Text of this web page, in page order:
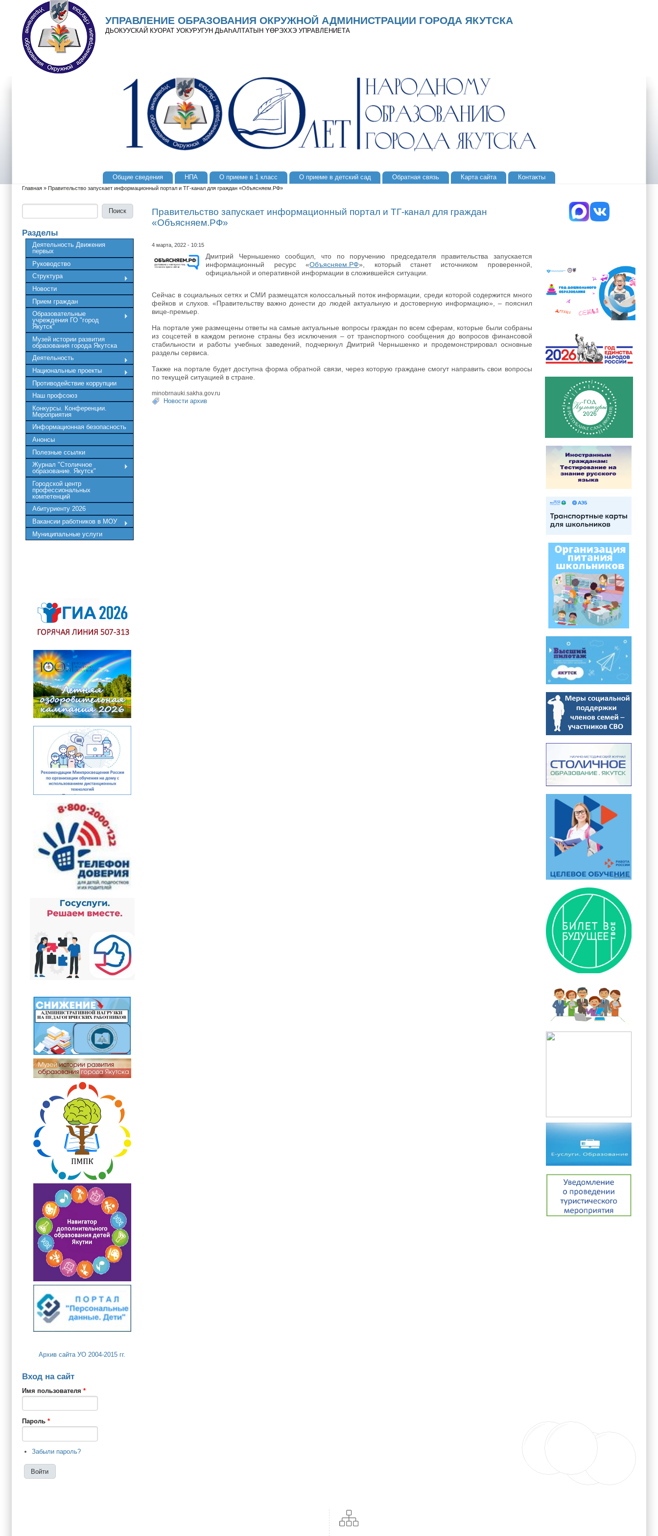
Перейти к основному содержанию
Skip to search
УПРАВЛЕНИЕ ОБРАЗОВАНИЯ ОКРУЖНОЙ АДМИНИСТРАЦИИ ГОРОДА ЯКУТСКА
ДЬОКУУСКАЙ КУОРАТ УОКУРУГУН ДЬАҺАЛТАТЫН YӨРЭХХЭ УПРАВЛЕНИЕТА
Общие сведения НПА О приеме в 1 класс О приеме в детский сад Обратная связь Карта сайта Контакты
Вы здесь
Главная » Правительство запускает информационный портал и ТГ-канал для граждан «Объясняем.РФ»
Разделы
Деятельность Движения
первых
Руководство
Структура
Новости
Прием граждан
Образовательные
учреждения ГО "город
Якутск"
Музей истории развития
образования города Якутска
Деятельность
Национальные проекты
Противодействие коррупции
Наш профсоюз
Конкурсы. Конференции.
Мероприятия
Информационная безопасность
Анонсы
Полезные ссылки
Журнал "Столичное
образование. Якутск"
Городской центр
профессиональных
компетенций
Абитуриенту 2026
Вакансии работников в МОУ
Муниципальные услуги
Архив сайта УО 2004-2015 гг.
Вход на сайт
Имя пользователя *
Пароль *
Забыли пароль?
Правительство запускает информационный портал и ТГ-канал для граждан
«Объясняем.РФ»
4 марта, 2022 - 10:15
Дмитрий Чернышенко сообщил, что по поручению председателя правительства запускается
информационный ресурс «Объясняем.РФ», который станет источником проверенной,
официальной и оперативной информации в сложившейся ситуации.
Сейчас в социальных сетях и СМИ размещатся колоссальный поток информации, среди которой содержится много
фейков и слухов. «Правительству важно донести до людей актуальную и достоверную информацию», – пояснил
вице-премьер.
На портале уже размещены ответы на самые актуальные вопросы граждан по всем сферам, которые были собраны
из соцсетей в каждом регионе страны без исключения – от транспортного сообщения до вопросов финансовой
стабильности и работы учебных заведений, подчеркнул Дмитрий Чернышенко и продемонстрировал основные
разделы сервиса.
Также на портале будет доступна форма обратной связи, через которую граждане смогут направить свои вопросы
по текущей ситуацией в стране.
minobrnauki.sakha.gov.ru
Новости архив